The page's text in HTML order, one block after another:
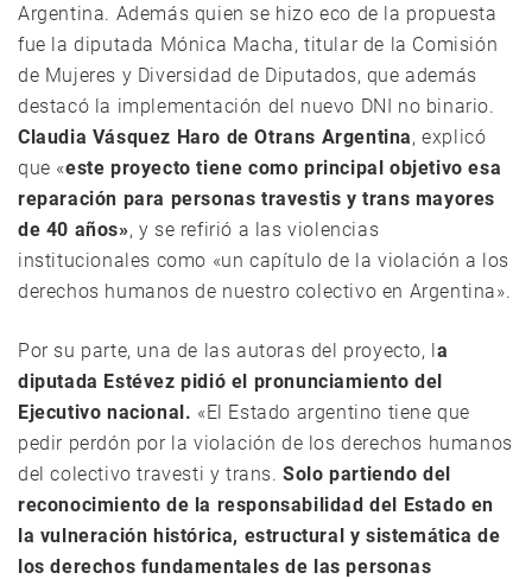
Argentina. Además quien se hizo eco de la propuesta
fue la diputada Mónica Macha, titular de la Comisión
de Mujeres y Diversidad de Diputados, que además
destacó la implementación del nuevo DNI no binario.
Claudia Vásquez Haro de Otrans Argentina, explicó
que «este proyecto tiene como principal objetivo esa
reparación para personas travestis y trans mayores
de 40 años», y se refirió a las violencias
institucionales como «un capítulo de la violación a los
derechos humanos de nuestro colectivo en Argentina».
Por su parte, una de las autoras del proyecto, la
diputada Estévez pidió el pronunciamiento del
Ejecutivo nacional. «El Estado argentino tiene que
pedir perdón por la violación de los derechos humanos
del colectivo travesti y trans.Solo partiendo del
reconocimiento de la responsabilidad del Estado en
la vulneración histórica, estructural y sistemática de
los derechos fundamentales de las personas